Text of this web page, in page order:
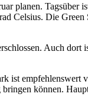
planen.
Celsius. Die
Auch
empfehlenswert
können.